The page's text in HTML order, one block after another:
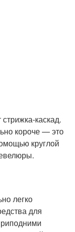
каскад.
короче — это
круглой
легко
для